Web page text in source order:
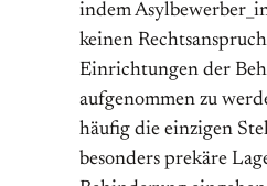
indem
keinen
Einrichtungen der
aufgenommen zu
häufig die einzigen
besonders prekäre